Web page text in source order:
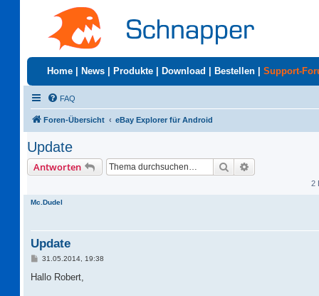
Home News Produkte Download Bestellen Support-
FAQ
Foren-Übersicht eBay Explorer für Android
Update
Antworten Suche
2
Mc.Dudel
Update
B
i
31.05.2014, 19:38
Hallo Robert,